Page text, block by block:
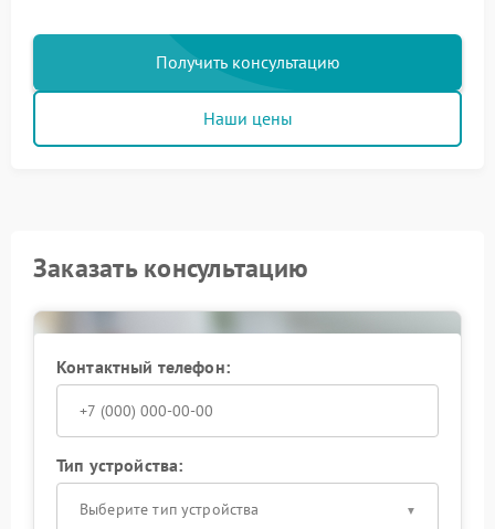
Получить консультацию
Наши цены
Заказать консультацию
Контактный телефон:
Тип устройства:
Выберите тип устройства